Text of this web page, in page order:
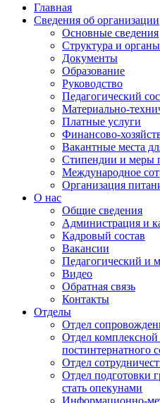
Главная
Сведения об организации
Основные сведения
Структура и
Документы
Образование
Руководство
Педагогический
Материально-
Платные услуги
Финансово-
Вакантные места
Стипендии и меры
Международное
Организация
О нас
Общие сведения
Администрация и
Кадровый состав
Вакансии
Педагогический и
Видео
Обратная связь
Контакты
Отделы
Отдел
Отдел
постинтернатного
Отдел
Отдел подготовки
стать опекунами
Информационно-